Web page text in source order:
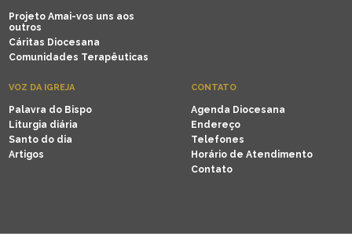
Projeto Amai-vos uns aos
outros
Cáritas Diocesana
Comunidades Terapêuticas
VOZ DA IGREJA
Palavra do Bispo
Liturgia diária
Santo do dia
Artigos
CONTATO
Agenda Diocesana
Endereço
Telefones
Horário de Atendimento
Contato